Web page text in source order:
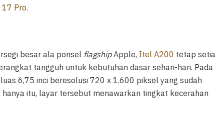
17 Pro.
besar ala ponsel flagshipApple, Itel A200 tetap setia
tangguh untuk kebutuhan dasar sehari-hari. Pada
6,75 inci beresolusi 720 x 1.600 piksel yang sudah
itu, layar tersebut menawarkan tingkat kecerahan